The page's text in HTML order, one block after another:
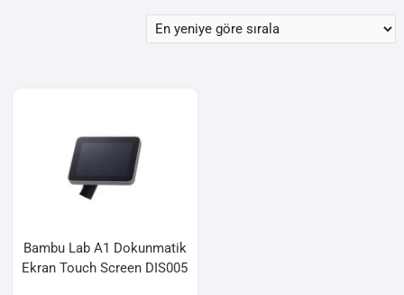
Bambu Lab A1 Dokunmatik
Ekran Touch Screen DIS005